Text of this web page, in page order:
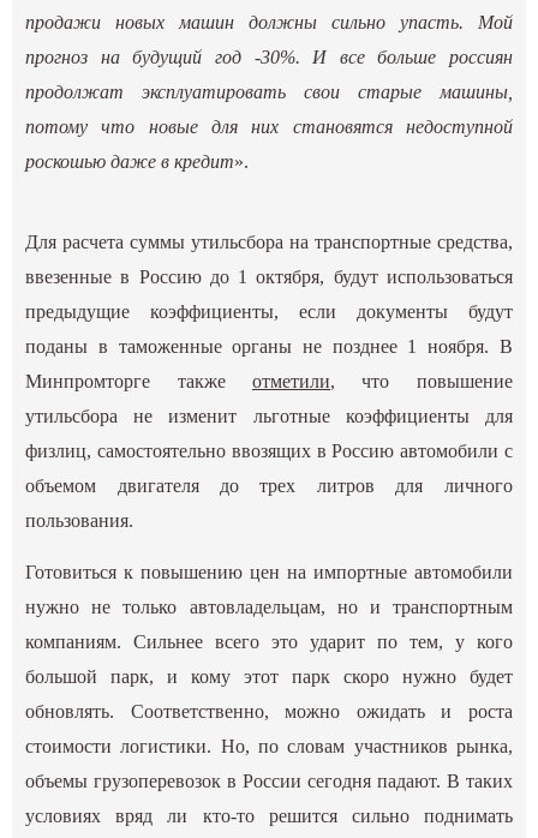
продажи новых машин должны сильно упасть. Мой
прогноз на будущий год -30%. И все больше россиян
продолжат эксплуатировать свои старые машины,
потому что новые для них становятся недоступной
роскошью даже в кредит».
Для расчета суммы утильсбора на транспортные средства,
ввезенные в Россию до 1 октября, будут использоваться
предыдущие коэффициенты, если документы будут
поданы в таможенные органы не позднее 1 ноября. В
Минпромторге также отметили, что повышение
утильсбора не изменит льготные коэффициенты для
физлиц, самостоятельно ввозящих в Россию автомобили с
объемом двигателя до трех литров для личного
пользования.
Готовиться к повышению цен на импортные автомобили
нужно не только автовладельцам, но и транспортным
компаниям. Сильнее всего это ударит по тем, у кого
большой парк, и кому этот парк скоро нужно будет
обновлять. Соответственно, можно ожидать и роста
стоимости логистики. Но, по словам участников рынка,
объемы грузоперевозок в России сегодня падают. В таких
условиях вряд ли кто-то решится сильно поднимать